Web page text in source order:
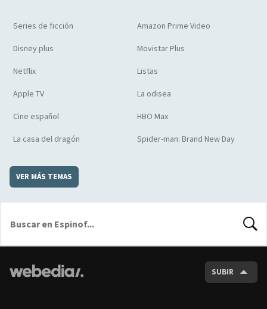
Series de ficción Amazon Prime Video
Disney plus Movistar Plus
Netflix Listas
Apple TV La odisea
Cine español HBO Max
La casa del dragón Spider-man: Brand New Day
VER MÁS TEMAS
SUBIR